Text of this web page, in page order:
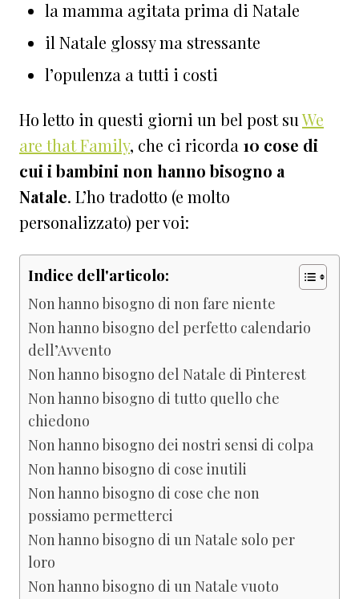
la mamma agitata prima di Natale
il Natale glossy ma stressante
l’opulenza a tutti i costi
Ho letto in questi giorni un bel post suWe
are that Family, che ci ricorda 10 cose di
cui i bambini non hanno bisogno a
Natale. L’ho tradotto (e molto
personalizzato) per voi:
Indice dell'articolo:
Non hanno bisogno di non fare niente
Non hanno bisogno del perfetto calendario
dell’Avvento
Non hanno bisogno del Natale di Pinterest
Non hanno bisogno di tutto quello che
chiedono
Non hanno bisogno dei nostri sensi di colpa
Non hanno bisogno di cose inutili
Non hanno bisogno di cose che non
possiamo permetterci
Non hanno bisogno di un Natale solo per
loro
Non hanno bisogno di un Natale vuoto